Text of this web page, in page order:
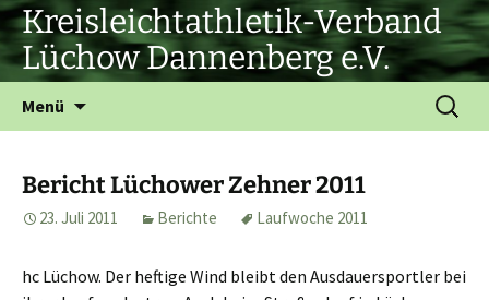
Zum
Inhalt
springen
Kreisleichtathletik-Verband
Lüchow Dannenberg e.V.
Menü
Suchen
nach:
Bericht Lüchower Zehner 2011
23. Juli 2011 Berichte Laufwoche 2011
hc Lüchow. Der heftige Wind bleibt den Ausdauersportler bei